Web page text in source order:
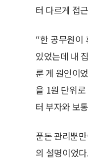
터 다르게 접
“한 공무원이
있었는데 내
룬 게 원인이
을 1원 단위
터 부자와 보
푼돈 관리뿐
의 설명이었